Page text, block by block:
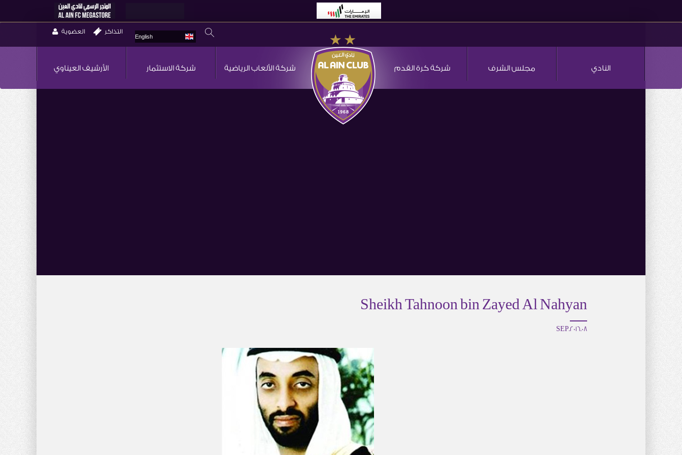
English
التذاكر العضوية
النادي مجلس الشرف شركة كرة القدم الأرشيف العيناوي شركة الاستثمار شركة الألعاب الرياضية
Sheikh Tahnoon bin Zayed Al Nahyan
08.SEP.2016